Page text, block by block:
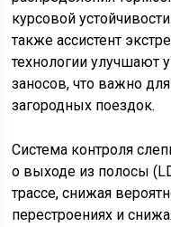
курсовой
также ассистент
технологии улучшают
заносов, что важно
загородных поездок.
Система контроля
о выходе из полосы
трассе, снижая
перестроениях и